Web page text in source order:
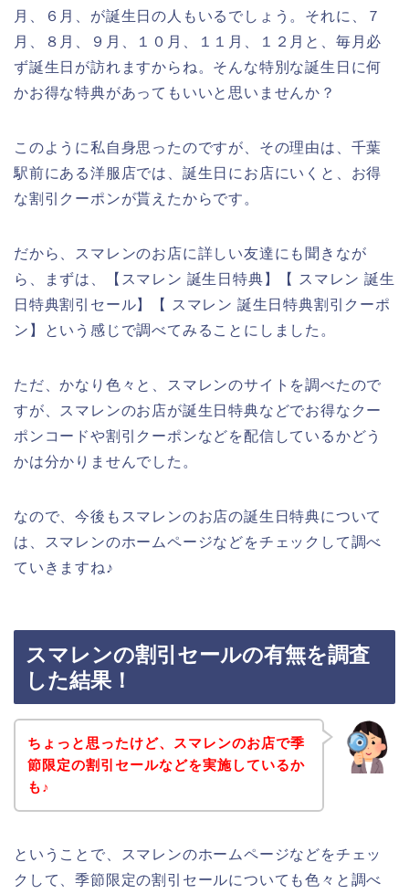
月、６月、が誕生日の人もいるでしょう。それに、７
月、８月、９月、１０月、１１月、１２月と、毎月必
ず誕生日が訪れますからね。そんな特別な誕生日に何
かお得な特典があってもいいと思いませんか？
このように私自身思ったのですが、その理由は、千葉
駅前にある洋服店では、誕生日にお店にいくと、お得
な割引クーポンが貰えたからです。
だから、スマレンのお店に詳しい友達にも聞きなが
ら、まずは、【スマレン 誕生日特典】【 スマレン 誕生
日特典割引セール】【 スマレン 誕生日特典割引クーポ
ン】という感じで調べてみることにしました。
ただ、かなり色々と、スマレンのサイトを調べたので
すが、スマレンのお店が誕生日特典などでお得なクー
ポンコードや割引クーポンなどを配信しているかどう
かは分かりませんでした。
なので、今後もスマレンのお店の誕生日特典について
は、スマレンのホームページなどをチェックして調べ
ていきますね♪
スマレンの割引セールの有無を調査
した結果！
ちょっと思ったけど、スマレンのお店で季
節限定の割引セールなどを実施しているか
も♪
ということで、スマレンのホームページなどをチェッ
クして、季節限定の割引セールについても色々と調べ